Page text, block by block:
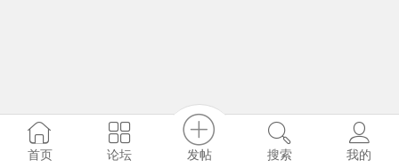
首页 论坛 发帖 搜索 我的